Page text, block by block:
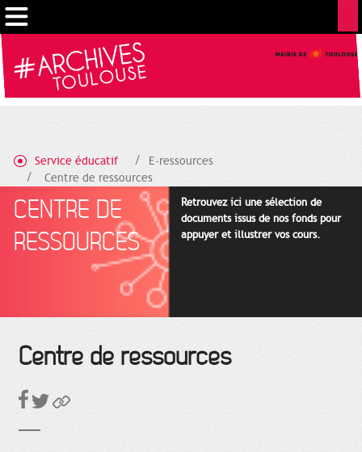
Service éducatif
E-ressources
Centre de ressources
CENTRE DE
RESSOURCES
Retrouvez ici une sélection de
documents issus de nos fonds pour
appuyer et illustrer vos cours.
Centre de ressources
Cookies management panel